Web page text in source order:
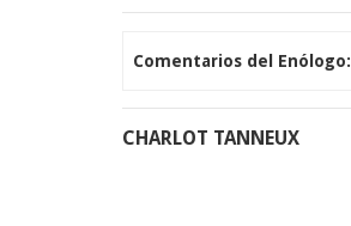
Comentarios del Enólogo:
CHARLOT TANNEUX